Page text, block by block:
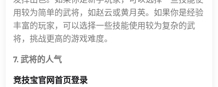
用较为简单的武将，如赵云或黄月英。如果你是经验
丰富的玩家，可以选择一些技能使用较为复杂的武
将，挑战更高的游戏难度。
7. 武将的人气
竞技宝官网首页登录